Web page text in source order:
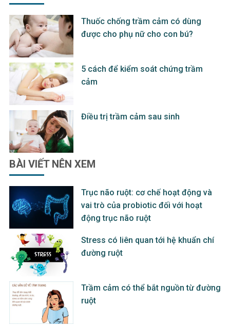
Thuốc chống trầm cảm có dùng
được cho phụ nữ cho con bú?
5 cách để kiểm soát chứng trầm
cảm
Điều trị trầm cảm sau sinh
BÀI VIẾT NÊN XEM
Trục não ruột: cơ chế hoạt động và
vai trò của probiotic đối với hoạt
động trục não ruột
Stress có liên quan tới hệ khuẩn chí
đường ruột
Trầm cảm có thể bắt nguồn từ đường
ruột